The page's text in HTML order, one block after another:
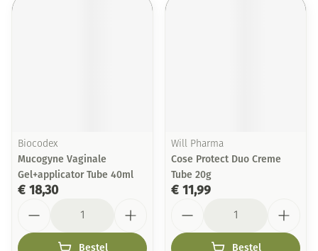
Biocodex
Mucogyne Vaginale
Gel+applicator Tube 40ml
€ 18,30
Bestel
Will Pharma
Cose Protect Duo Creme
Tube 20g
€ 11,99
Bestel